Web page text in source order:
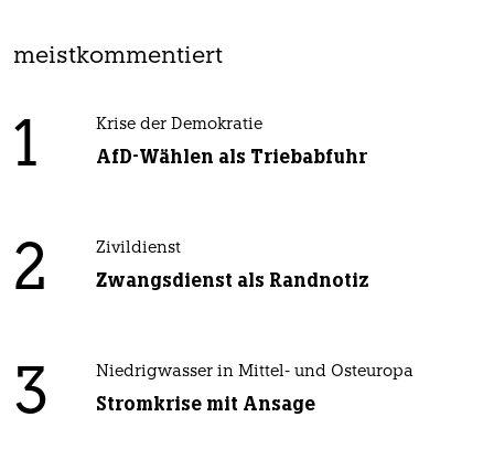
meistkommentiert
1 Krise der Demokratie
AfD-Wählen als Triebabfuhr
2 Zivildienst
Zwangsdienst als Randnotiz
3 Niedrigwasser in Mittel- und Osteuropa
Stromkrise mit Ansage